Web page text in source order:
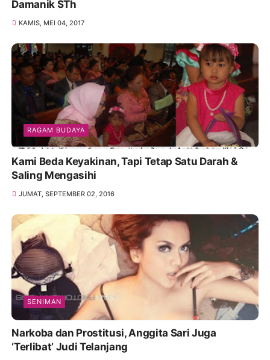
Damanik STh
KAMIS, MEI 04, 2017
RAGAM BUDAYA
Kami Beda Keyakinan, Tapi Tetap Satu Darah &
Saling Mengasihi
JUMAT, SEPTEMBER 02, 2016
SENIMAN
Narkoba dan Prostitusi, Anggita Sari Juga
‘Terlibat’ Judi Telanjang